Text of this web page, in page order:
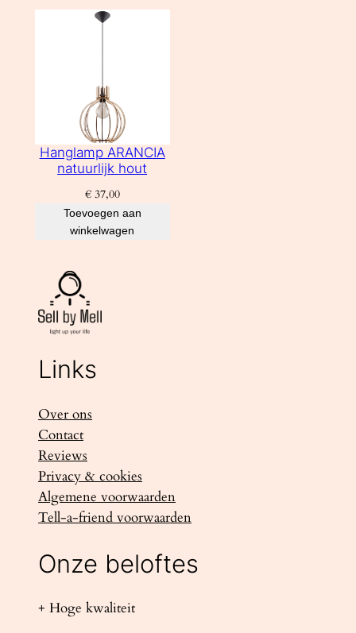
Hanglamp ARANCIA
natuurlijk hout
€37,00
Toevoegen aan
winkelwagen
Links
Over ons
Contact
Reviews
Privacy & cookies
Algemene voorwaarden
Tell-a-friend voorwaarden
Onze beloftes
+ Hoge kwaliteit